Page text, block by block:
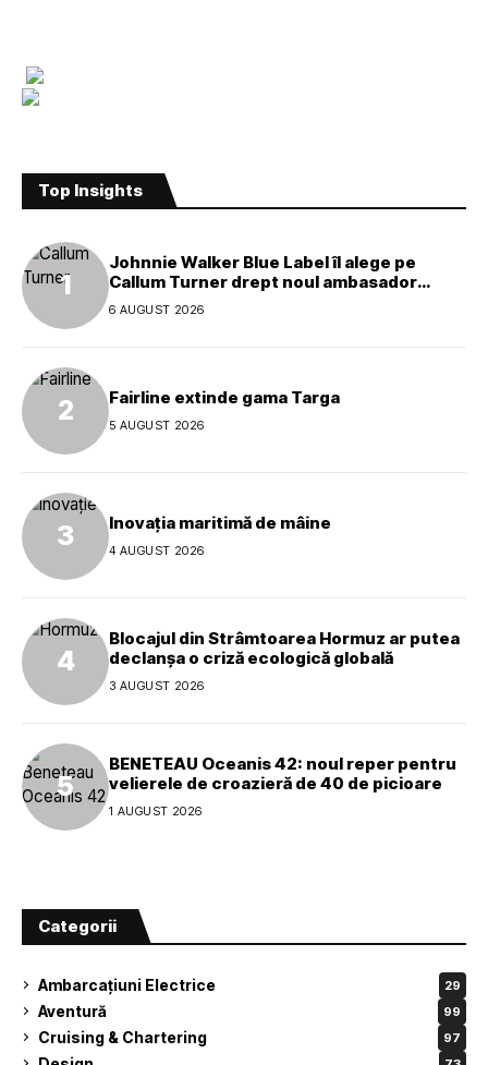
Top Insights
Johnnie Walker Blue Label îl alege pe
Callum Turner drept noul ambasador
global al mărcii
6 AUGUST 2026
Fairline extinde gama Targa
5 AUGUST 2026
Inovația maritimă de mâine
4 AUGUST 2026
Blocajul din Strâmtoarea Hormuz ar putea
declanșa o criză ecologică globală
3 AUGUST 2026
BENETEAU Oceanis 42: noul reper pentru
velierele de croazieră de 40 de picioare
1 AUGUST 2026
Categorii
Ambarcațiuni Electrice 29
Aventură 99
Cruising & Chartering 97